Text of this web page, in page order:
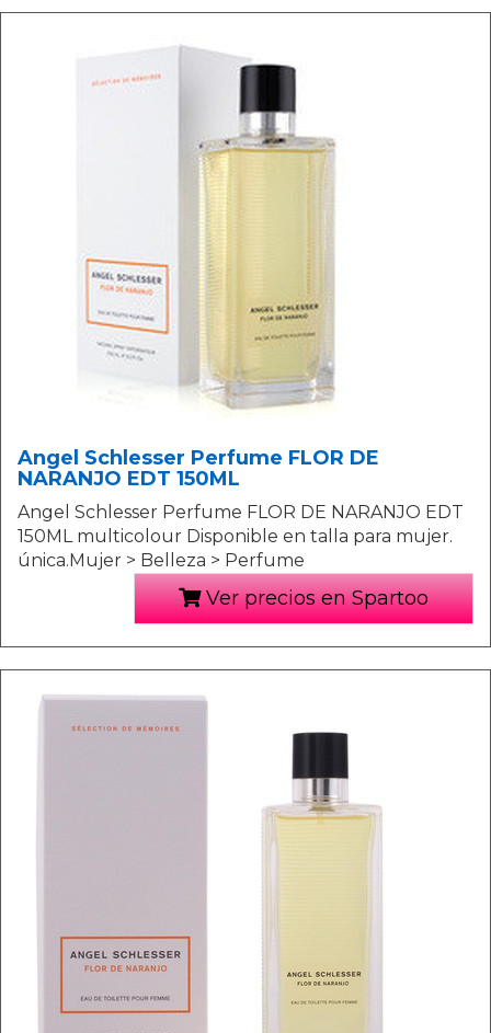
Angel Schlesser Perfume FLOR DE
NARANJO EDT 150ML
Angel Schlesser Perfume FLOR DE NARANJO EDT
150ML multicolour Disponible en talla para mujer.
única.Mujer > Belleza > Perfume
Ver precios en Spartoo